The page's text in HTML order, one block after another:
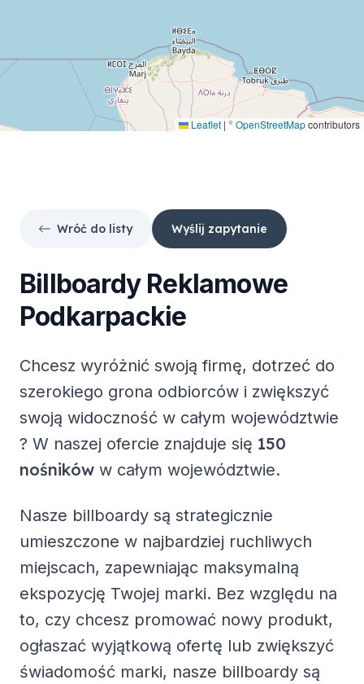
Leaflet | © OpenStreetMapcontributors
Wróć do listy Wyślij zapytanie
Billboardy Reklamowe
Podkarpackie
Chcesz wyróżnić swoją firmę, dotrzeć do
szerokiego grona odbiorców i zwiększyć
swoją widoczność w całym województwie
? W naszej ofercie znajduje się 150
nośników w całym województwie.
Nasze billboardy są strategicznie
umieszczone w najbardziej ruchliwych
miejscach, zapewniając maksymalną
ekspozycję Twojej marki. Bez względu na
to, czy chcesz promować nowy produkt,
ogłaszać wyjątkową ofertę lub zwiększyć
świadomość marki, nasze billboardy są